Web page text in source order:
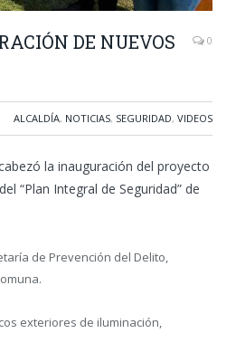
DE NUEVOS
0
ALCALDÍA, NOTICIAS, SEGURIDAD, VIDEOS
la inauguración del proyecto
“Plan Integral de Seguridad” de
de Prevención del Delito,
exteriores de iluminación,